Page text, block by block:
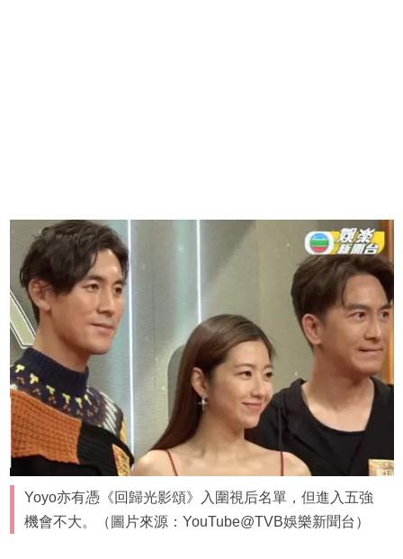
Yoyo亦有憑《回歸光影頌》入圍視后名單，但進入五強
機會不大。（圖片來源：YouTube@TVB娛樂新聞台）